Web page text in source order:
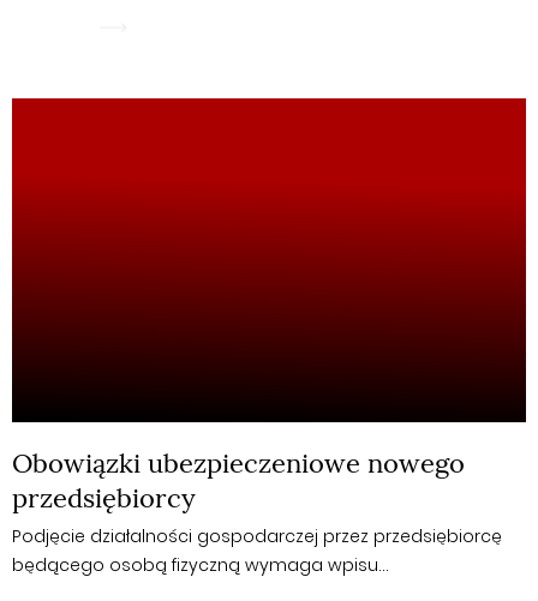
Obowiązki ubezpieczeniowe nowego
przedsiębiorcy
Podjęcie działalności gospodarczej przez przedsiębiorcę
będącego osobą fizyczną wymaga wpisu…